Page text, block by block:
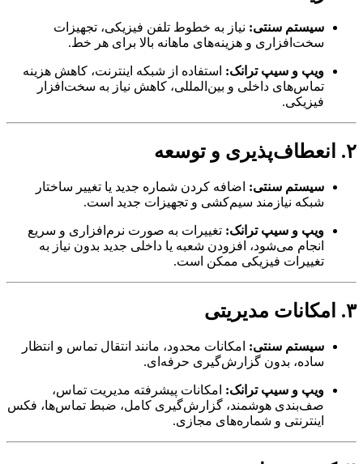
سیستم سنتی:نیاز به خطوط تلفن فیزیکی، تجهیزات
سخت‌افزاری و هزینه‌های ماهانه بالا برای هر خط.
ویپ و سیپ ترانک:استفاده از شبکه اینترنت، کاهش هزینه
تماس‌های داخلی و بین‌المللی، کاهش نیاز به سخت‌افزار
فیزیکی.
سیستم سنتی:اضافه کردن شماره جدید یا تغییر ساختار
شبکه نیازمند سیم‌کشی و تجهیزات جدید است.
ویپ و سیپ ترانک: تغییرات به صورت نرم‌افزاری و سریع
انجام می‌شود، افزودن شعبه یا داخلی جدید بدون نیاز به
تغییرات فیزیکی ممکن است.
سیستم سنتی:امکانات محدود، مانند انتقال تماس و انتظار
ساده، بدون گزارش‌گیری حرفه‌ای.
ویپ و سیپ ترانک: امکانات پیشرفته مدیریت تماس،
صف‌بندی هوشمند، گزارش‌گیری کامل، ضبط تماس‌ها، فکس
اینترنتی و شماره‌های مجازی.